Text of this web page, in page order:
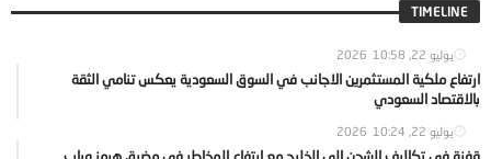
TIMELINE
يوليو 22, 2026 10:58
ارتفاع ملكية المستثمرين الاجانب في السوق السعودية يعكس تنامي الثقة
بالاقتصاد السعودي
يوليو 22, 2026 10:24